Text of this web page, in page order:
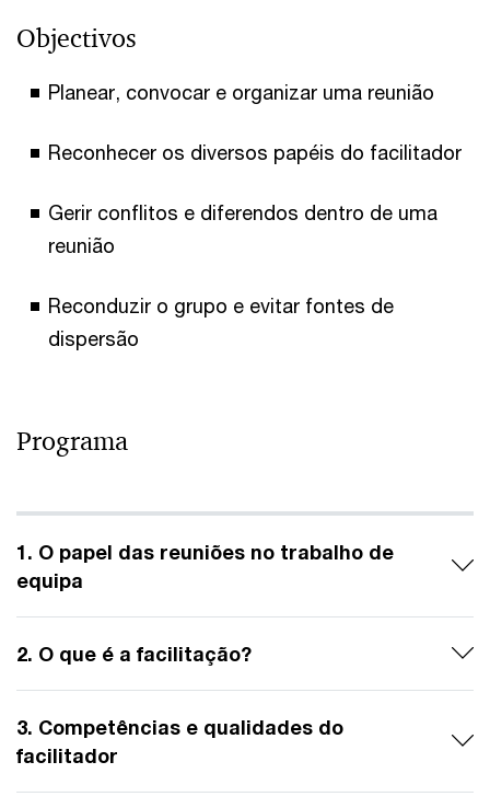
Objectivos
Planear, convocar e organizar uma reunião
Reconhecer os diversos papéis do facilitador
Gerir conflitos e diferendos dentro de uma
reunião
Reconduzir o grupo e evitar fontes de
dispersão
Programa
1. O papel das reuniões no trabalho de
equipa
2. O que é a facilitação?
3. Competências e qualidades do
facilitador